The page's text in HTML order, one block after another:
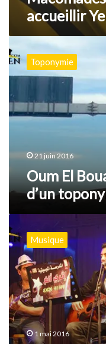
accueillir
El
Bouaghi
ou
d’un
toponyme
Toponymie
21 juin 2016
Oum El
d’un
Mazar
lauréat
la
deuxième
édition
d’Ithri
Nagh
Musique
1 mai 2016